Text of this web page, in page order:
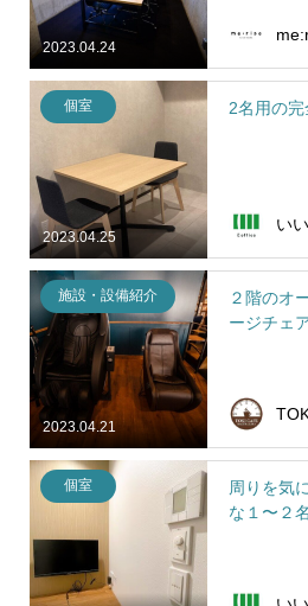
2023.04.24
2023.04.25
個室 2名用の完
2023.04.21
施設・設備紹介
２階のオ
ージチェ
個室
周りを気
な１〜２